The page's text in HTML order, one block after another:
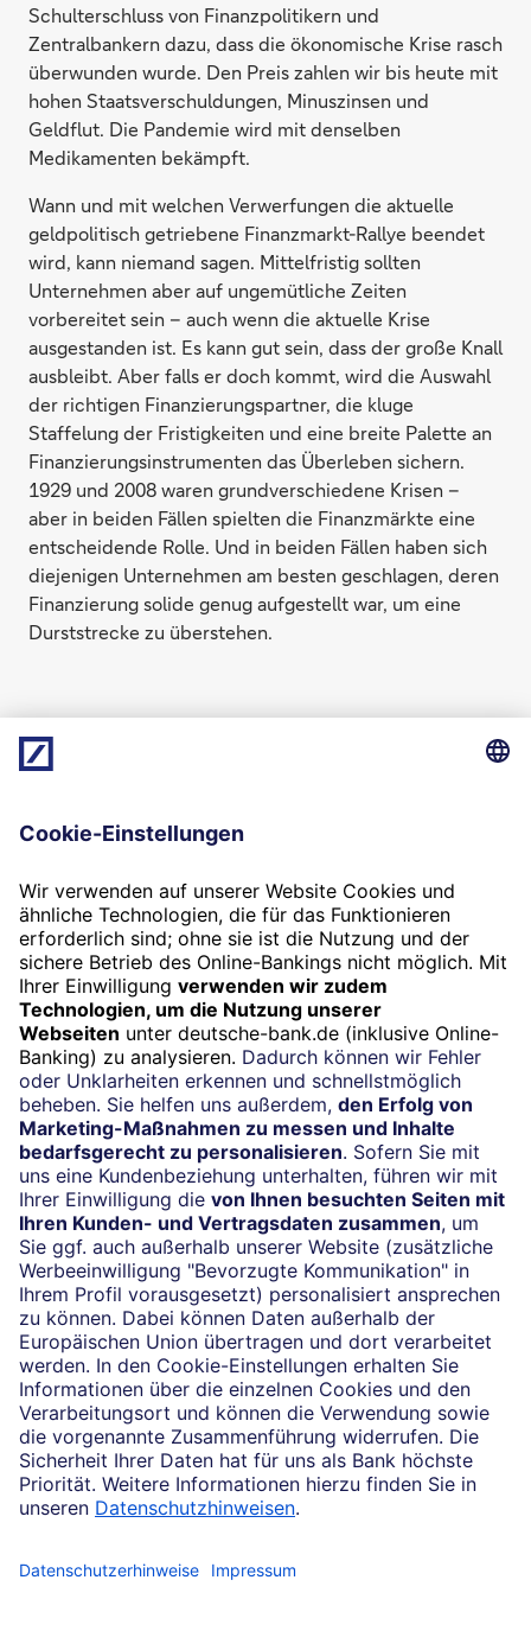
Schulterschluss von Finanzpolitikern und
Zentralbankern dazu, dass die ökonomische Krise rasch
überwunden wurde. Den Preis zahlen wir bis heute mit
hohen Staatsverschuldungen, Minuszinsen und
Geldflut. Die Pandemie wird mit denselben
Medikamenten bekämpft.
Wann und mit welchen Verwerfungen die aktuelle
geldpolitisch getriebene Finanzmarkt-Rallye beendet
wird, kann niemand sagen. Mittelfristig sollten
Unternehmen aber auf ungemütliche Zeiten
vorbereitet sein – auch wenn die aktuelle Krise
ausgestanden ist. Es kann gut sein, dass der große Knall
ausbleibt. Aber falls er doch kommt, wird die Auswahl
der richtigen Finanzierungspartner, die kluge
Staffelung der Fristigkeiten und eine breite Palette an
Finanzierungsinstrumenten das Überleben sichern.
1929 und 2008 waren grundverschiedene Krisen –
aber in beiden Fällen spielten die Finanzmärkte eine
entscheidende Rolle. Und in beiden Fällen haben sich
diejenigen Unternehmen am besten geschlagen, deren
Finanzierung solide genug aufgestellt war, um eine
Durststrecke zu überstehen.
01/2021
Chefredaktion: Bastian Frien und Boris Karkowski
gibt nicht in jedem Fall die Meinung des Herausgebers
(Deutsche Bank AG) wieder.
Termin
Beratung vereinbaren
24/7-Kundenservice
(069) 910-100 61
Impressum
Konditionen und Preise
Rechtliche Hinweise
Datenschutz
Ihr Feedback zur Website